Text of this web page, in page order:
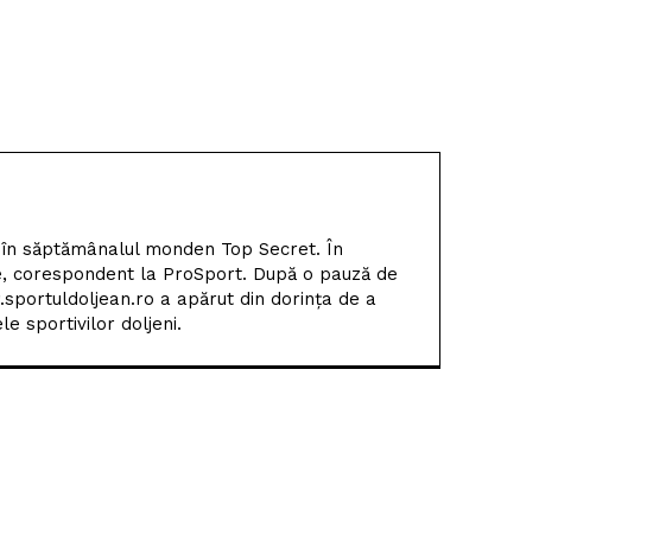
săptămânalul monden Top Secret. În
la ProSport. După o pauză de
a apărut din dorința de a